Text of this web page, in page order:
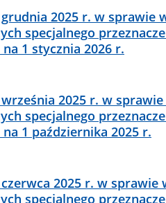
2025 r. w sprawie
specjalnego
1 stycznia 2026 r.
2025 r. w
specjalnego
1 października 2025 r.
2025 r. w sprawie
specjalnego